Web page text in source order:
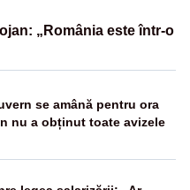
„România este într-o
se amână pentru ora
nu a obținut toate avizele